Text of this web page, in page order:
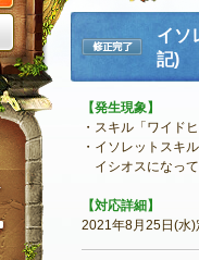
外部サービスIDでログ
FAQ
イソ
記)
【発生現象】
・スキル「ワイド
・イソレットスキ
イシオスになっ
【対応詳細】
2021年8月25日(水)